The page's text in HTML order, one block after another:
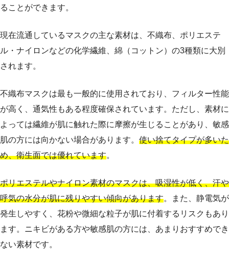
ることができます。
現在流通しているマスクの主な素材は、不織布、ポリエステ
ル・ナイロンなどの化学繊維、綿（コットン）の3種類に大別
されます。
不織布マスクは最も一般的に使用されており、フィルター性能
が高く、通気性もある程度確保されています。ただし、素材に
よっては繊維が肌に触れた際に摩擦が生じることがあり、敏感
肌の方には向かない場合があります。 使い捨てタイプが多いた
め、衛生面では優れています。
ポリエステルやナイロン素材のマスクは、吸湿性が低く、汗や
呼気の水分が肌に残りやすい傾向があります。また、静電気が
発生しやすく、花粉や微細な粒子が肌に付着するリスクもあり
ます。ニキビがある方や敏感肌の方には、あまりおすすめでき
ない素材です。